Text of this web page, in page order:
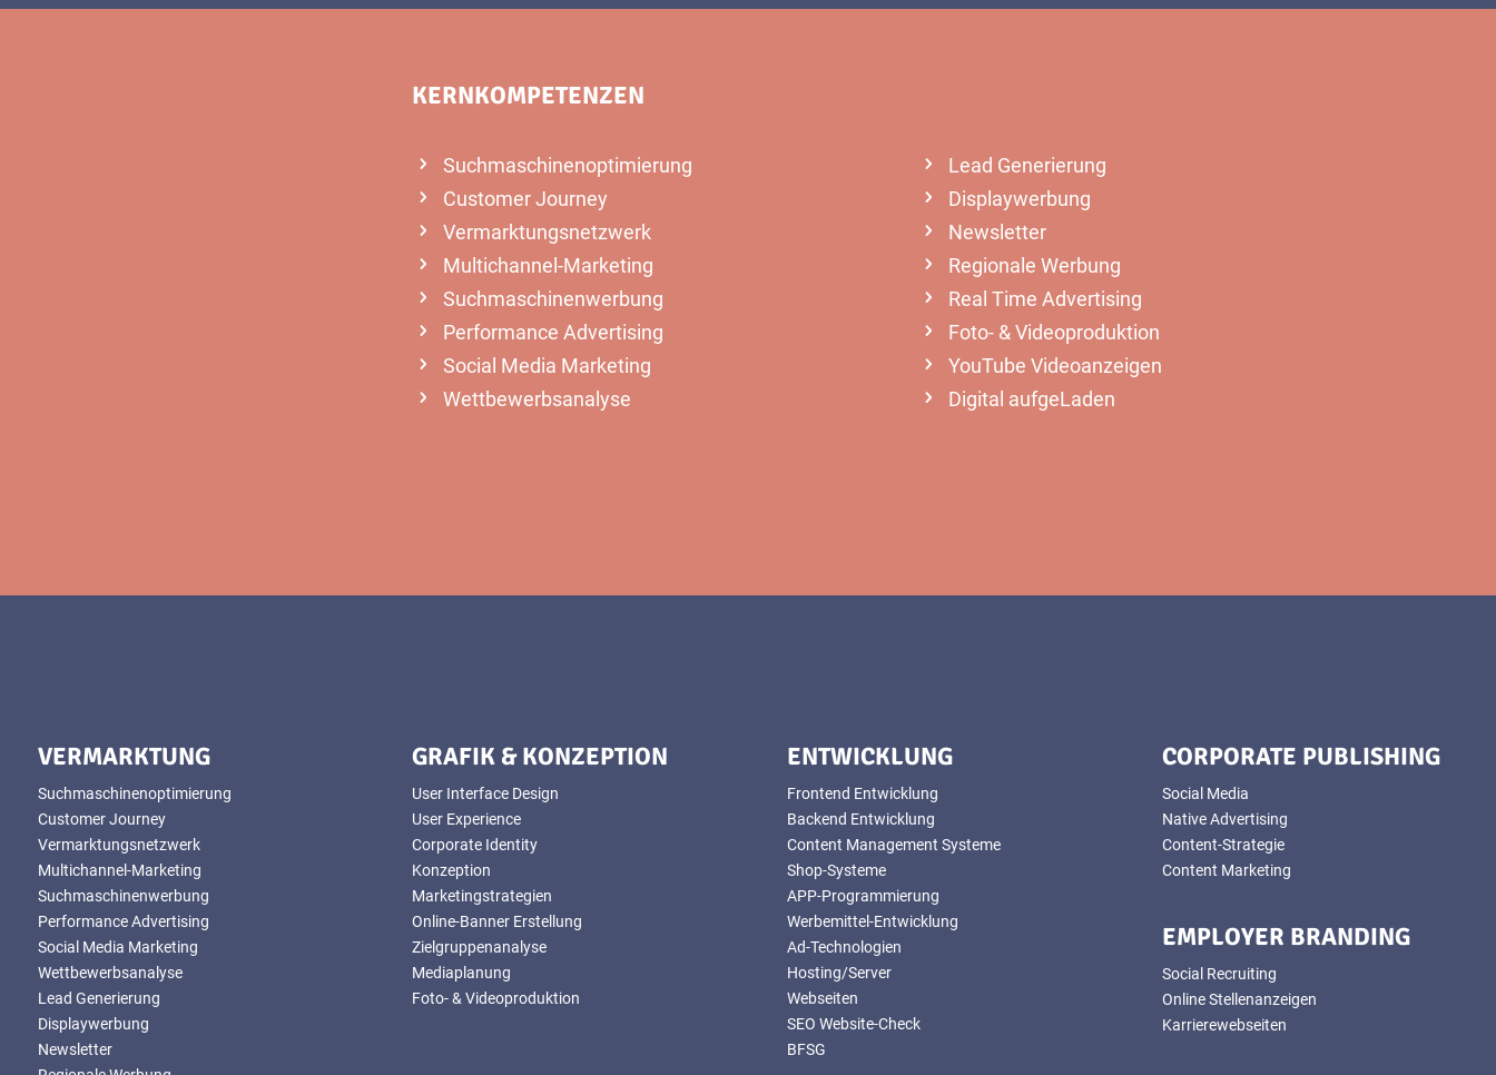
KERNKOMPETENZEN
Suchmaschinenoptimierung
Customer Journey
Vermarktungsnetzwerk
Multichannel-Marketing
Suchmaschinenwerbung
Performance Advertising
Social Media Marketing
Wettbewerbsanalyse
Lead Generierung
Displaywerbung
Newsletter
Regionale Werbung
Real Time Advertising
Foto- & Videoproduktion
YouTube Videoanzeigen
Digital aufgeLaden
VERMARKTUNG
Suchmaschinenoptimierung
Customer Journey
Vermarktungsnetzwerk
Multichannel-Marketing
Suchmaschinenwerbung
Performance Advertising
Social Media Marketing
Wettbewerbsanalyse
Lead Generierung
Displaywerbung
Newsletter
GRAFIK & KONZEPTION
User Interface Design
User Experience
Corporate Identity
Konzeption
Marketingstrategien
Online-Banner Erstellung
Zielgruppenanalyse
Mediaplanung
Foto- & Videoproduktion
ENTWICKLUNG
Frontend Entwicklung
Backend Entwicklung
Content Management Systeme
Shop-Systeme
APP-Programmierung
Werbemittel-Entwicklung
Ad-Technologien
Hosting/Server
Webseiten
SEO Website-Check
BFSG
CORPORATE PUBLISHING
Social Media
Native Advertising
Content-Strategie
Content Marketing
EMPLOYER BRANDING
Social Recruiting
Online Stellenanzeigen
Karrierewebseiten